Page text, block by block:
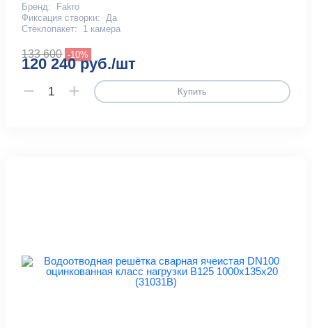
Бренд:
Fakro
Фиксация створки:
Да
Стеклопакет:
1 камера
133 600 -10%
120 240 руб./шт
Купить